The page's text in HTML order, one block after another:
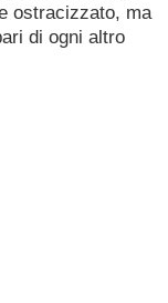
ostracizzato, ma
di ogni altro